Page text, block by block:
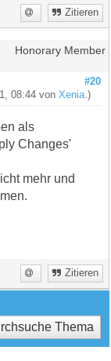
Zitieren
Honorary Member
#20
08:44 vonXenia .)
als
Changes'
mehr und
Zitieren